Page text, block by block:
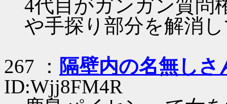
4代目がガンガン質問
や手探り部分を解消
267 ： 隔壁内の名無しさ
ID:Wjj8FM4R